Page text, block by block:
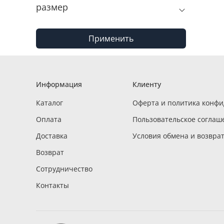
размер
Применить
Информация
Каталог
Оплата
Доставка
Возврат
Сотрудничество
Контакты
Клиенту
Оферта и политика
Пользовательское
Условия обмена и